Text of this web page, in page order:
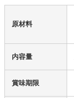
原材料
内容量
賞味期限